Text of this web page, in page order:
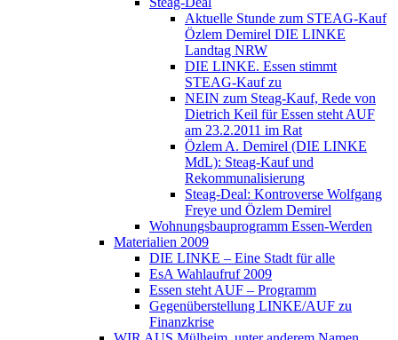
Aktuelle Stunde zum STEAG-Kauf
Özlem Demirel DIE LINKE
Landtag NRW
DIE LINKE. Essen stimmt
STEAG-Kauf zu
NEIN zum Steag-Kauf, Rede von
Dietrich Keil für Essen steht AUF
am 23.2.2011 im Rat
Özlem A. Demirel (DIE LINKE
MdL): Steag-Kauf und
Rekommunalisierung
Steag-Deal: Kontroverse Wolfgang
Freye und Özlem Demirel
Wohnungsbauprogramm Essen-Werden
Materialien 2009
DIE LINKE – Eine Stadt für alle
EsA Wahlaufruf 2009
Essen steht AUF – Programm
Gegenüberstellung LINKE/AUF zu
Finanzkrise